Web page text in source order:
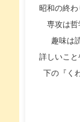
昭和の終わ
専攻は哲
趣味は
詳しいこ
下の『く